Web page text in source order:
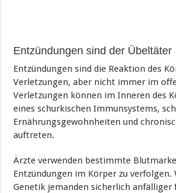
Entzündungen sind der Übeltäter
Entzündungen sind die Reaktion des
Verletzungen, aber nicht immer im
Verletzungen können im Inneren des
eines schurkischen Immunsystems,
Ernährungsgewohnheiten und
auftreten.
Ärzte verwenden bestimmte
Entzündungen im Körper zu verfolgen.
Genetik jemanden sicherlich anfälliger